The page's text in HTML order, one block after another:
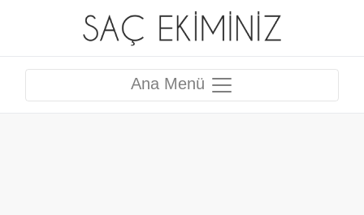
Ana Menü